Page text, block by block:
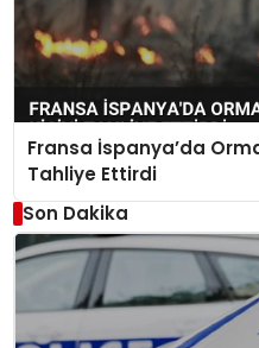
Fransa İspanya’da
Tahliye Ettirdi
Son Dakika